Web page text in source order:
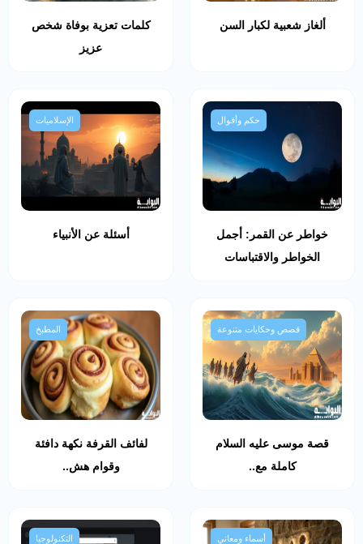
ألغاز شعبية لكبار السن
كلمات تعزية بوفاة شخص
عزيز
حكم وأقوال
خواطر عن القمر: أجمل
الخواطر والاقتباسات
الإسلاميات
أسئلة عن الأنبياء
قصص وحكايات متنوعة
قصة موسى عليه السلام
كاملة مع..
المطبخ
لفائف القرفة نكهة دافئة
وقوام هش..
أسماء ومعاني التكنولوجيا